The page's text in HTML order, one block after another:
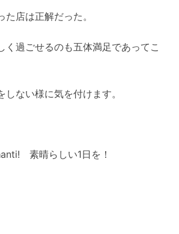
店は正解だった。
く過ごせるのも五体満足であってこ
ない様に気を付けます。
素晴らしい1日を！